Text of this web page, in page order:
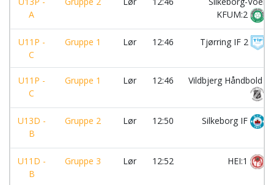
A
KFUM:2
U11P -
C
Gruppe 1 Lør 12:46 Tjørring IF 2
U11P -
C
Gruppe 1 Lør 12:46 Vildbjerg Håndbold
U13D -
B
Gruppe 2 Lør 12:50 Silkeborg IF
U11D -
B
Gruppe 3 Lør 12:52 HEI:1